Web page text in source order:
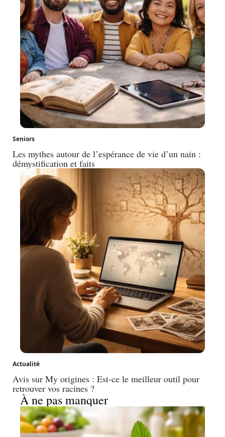
Seniors
Les mythes autour de l’espérance de vie d’un nain :
démystification et faits
Actualité
Avis sur My origines : Est-ce le meilleur outil pour
retrouver vos racines ?
À ne pas manquer